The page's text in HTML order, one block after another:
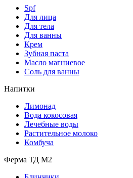
Spf
Для лица
Для тела
Для ванны
Крем
Зубная паста
Масло магниевое
Соль для ванны
Напитки
Лимонад
Вода кокосовая
Лечебные воды
Растительное молоко
Комбуча
Ферма ТД М2